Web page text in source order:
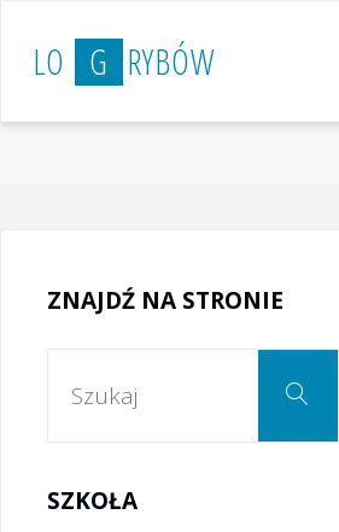
LO G RYBÓW
ZNAJDŹ NA STRONIE
Szukaj
SZKOŁA